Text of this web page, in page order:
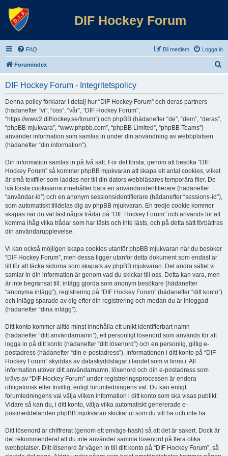
DIF Hockey Forum
FAQ Logga in
Bli medlem
Forumindex
DIF Hockey Forum - Integritetspolicy
Denna policy förklarar i detalj hur “DIF Hockey Forum” och deras partners
(hädanefter “vi”, “oss”, “vår”, “DIF Hockey Forum”,
“https://www2.difhockey.se/forum”) och phpBB (hädanefter “de”, “dem”, “deras”,
“phpBB mjukvara”, “www.phpbb.com”, “phpBB Limited”, “phpBB Teams”)
använder information som samlas in under din användning av webbplatsen
(hädanefter “din information”).
Din information samlas in på två sätt. För det första, genom att besöka “DIF
Hockey Forum” så kommer phpBB mjukvaran att skapa ett antal cookies, vilket
är små textfiler som laddas ner till din dators webbläsares temporära filer. De
två första cookisarna innehåller bara en användaridentifierare (hädanefter
“användar-id”) och en anonym sessionsidentifierare (hädanefter “sessions-id”),
som automatiskt tilldelas dig av phpBB mjukvaran. En tredje cookie kommer
skapas när du väl läst några trådar på “DIF Hockey Forum” och används för att
komma ihåg vilka trådar som har lästs och inte lästs, och på detta sätt förbättras
din användarupplevelse.
Vi kan också möjligen skapa cookies utanför phpBB mjukvaran när du besöker
“DIF Hockey Forum”, men dessa ligger utanför detta dokument som endast är
till för att täcka sidorna som skapats av phpBB mjukvaran. Det andra sättet vi
samlar in din information är genom vad du skickar till oss. Detta kan vara, men
är inte begränsat till: inlägg gjorda som anonym besökare (hädanefter
“anonyma inlägg”), registrering på “DIF Hockey Forum” (hädanefter “ditt konto”)
och inlägg sparade av dig efter din registrering och medan du är inloggad
(hädanefter “dina inlägg”).
Ditt konto kommer alltid minst innehålla ett unikt identifierbart namn
(hädanefter “ditt användarnamn”), ett personligt lösenord som används för att
logga in på ditt konto (hädanefter “ditt lösenord”) och en personlig, giltig e-
postadress (hädanefter “din e-postadress”). Informationen i ditt konto på “DIF
Hockey Forum” skyddas av dataskyddslagar i landet som vi finns i. All
information utöver ditt användarnamn, lösenord och din e-postadress som
krävs av “DIF Hockey Forum” under registreringsprocessen är endera
obligatorisk eller frivillig, enligt forumledningens val. Du kan enligt
forumledningens val välja vilken information i ditt konto som ska visas publikt.
Vidare så kan du, i ditt konto, välja vilka automatiskt genererade e-
postmeddelanden phpBB mjukvaran skickar ut som du vill ha och inte ha.
Ditt lösenord är chiffrerat (genom ett envägs-hash) så att det är säkert. Dock är
det rekommenderat att du inte använder samma lösenord på flera olika
webbplatser. Ditt lösenord är vägen in till ditt konto på “DIF Hockey Forum”, så